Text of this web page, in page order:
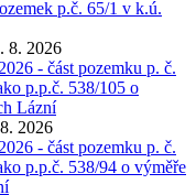
p.č. 65/1 v k.ú.
8. 2026
- část pozemku p. č.
p.p.č. 538/105 o
Lázní
2026
- část pozemku p. č.
p.p.č. 538/94 o výměře